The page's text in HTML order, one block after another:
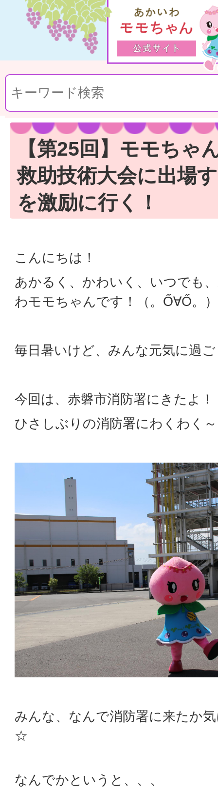
【第25回】モモちゃ
救助技術大会に出場
を激励に行く！
こんにちは！
あかるく、かわいく、いつでも
わモモちゃんです！（。Ő∀Ő。）
毎日暑いけど、みんな元気に過
今回は、赤磐市消防署にきたよ！
ひさしぶりの消防署にわくわく
みんな、なんで消防署に来たか
☆
なんでかというと、、、